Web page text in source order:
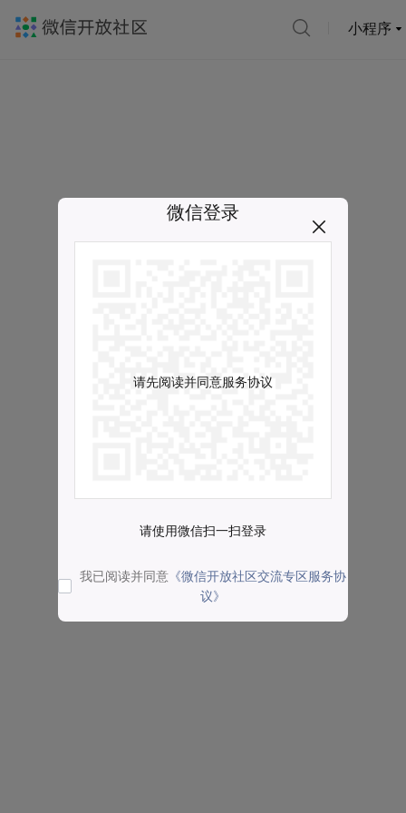
小程序
微信登录
请先阅读并同意服务协议
请使用微信扫一扫登录
我已阅读并同意 《微信开放社区交流专区服务协
议》